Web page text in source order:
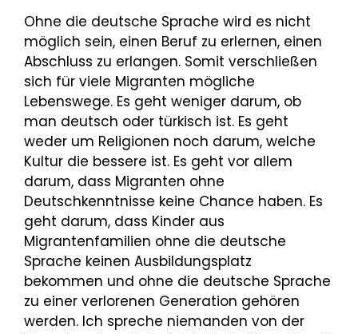
Ohne die deutsche Sprache wird es nicht
möglich sein, einen Beruf zu erlernen, einen
Abschluss zu erlangen. Somit verschließen
sich für viele Migranten mögliche
Lebenswege. Es geht weniger darum, ob
man deutsch oder türkisch ist. Es geht
weder um Religionen noch darum, welche
Kultur die bessere ist. Es geht vor allem
darum, dass Migranten ohne
Deutschkenntnisse keine Chance haben. Es
geht darum, dass Kinder aus
Migrantenfamilien ohne die deutsche
Sprache keinen Ausbildungsplatz
bekommen und ohne die deutsche Sprache
zu einer verlorenen Generation gehören
werden. Ich spreche niemanden von der